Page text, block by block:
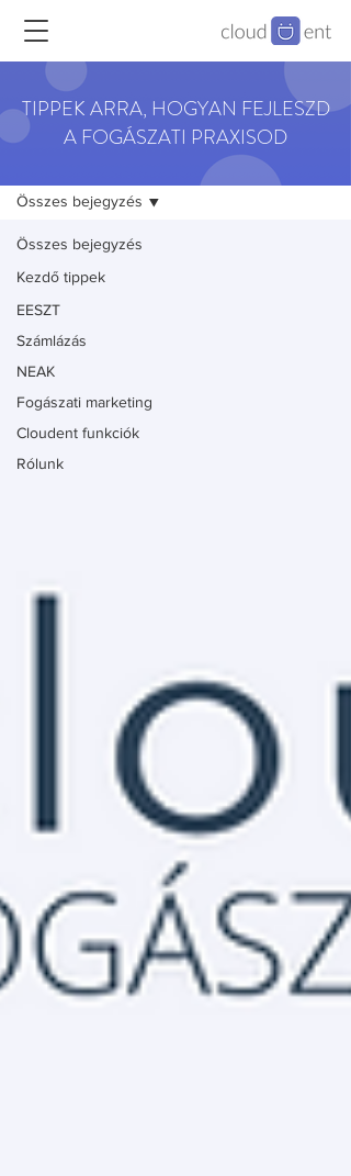
Összes bejegyzés
Kezdő tippek
EESZT
Számlázás
NEAK
Fogászati marketing
Cloudent funkciók
Rólunk
Összes bejegyzés
TIPPEK ARRA, HOGYAN FEJLESZD
A FOGÁSZATI PRAXISOD